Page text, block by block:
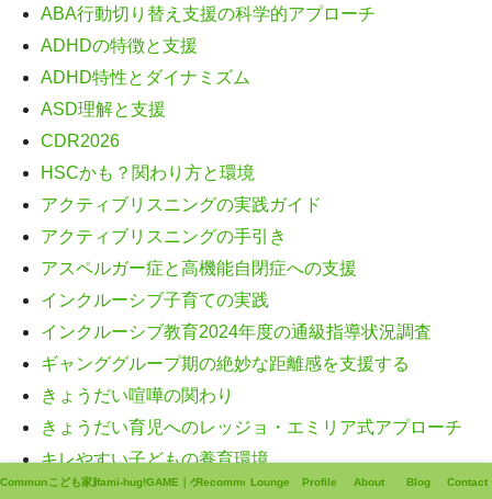
ABA行動切り替え支援の科学的アプローチ
ADHDの特徴と支援
ADHD特性とダイナミズム
ASD理解と支援
CDR2026
HSCかも？関わり方と環境
アクティブリスニングの実践ガイド
アクティブリスニングの手引き
アスペルガー症と高機能自閉症への支援
インクルーシブ子育ての実践
インクルーシブ教育2024年度の通級指導状況調査
ギャンググループ期の絶妙な距離感を支援する
きょうだい喧嘩の関わり
きょうだい育児へのレッジョ・エミリア式アプローチ
キレやすい子どもの養育環境
ケースフォーミュレーション高度化支援について
Communityこども家庭支援fami-hug!!GAME｜ゲームRecommendLounge Profile About Blog Contact